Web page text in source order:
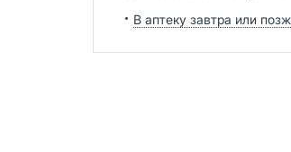
В аптеку завтра или